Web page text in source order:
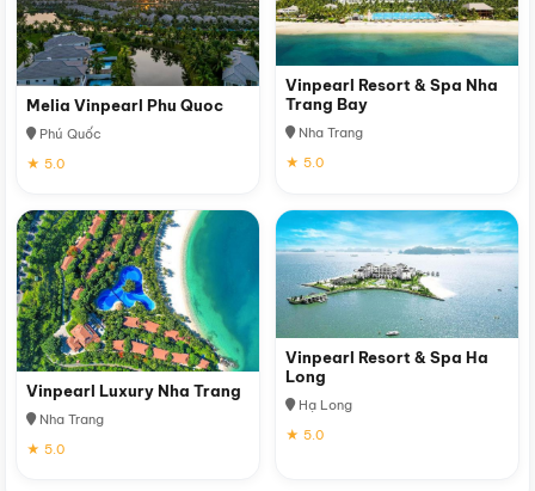
Melia Vinpearl Phu Quoc
Phú Quốc
★ 5.0
Vinpearl Resort & Spa Nha
Trang Bay
Nha Trang
★ 5.0
Vinpearl Luxury Nha Trang
Nha Trang
★ 5.0
Vinpearl Resort & Spa Ha
Long
Hạ Long
★ 5.0